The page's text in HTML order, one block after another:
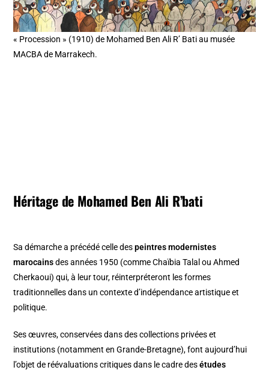
« Procession » (1910) de Mohamed Ben Ali R’ Bati au musée
MACBA de Marrakech.
Héritage de Mohamed Ben Ali R’bati
Sa démarche a précédé celle despeintres modernistes
marocainsdes années 1950 (comme Chaïbia Talal ou Ahmed
Cherkaoui) qui, à leur tour, réinterpréteront les formes
traditionnelles dans un contexte d’indépendance artistique et
politique.
Ses œuvres, conservées dans des collections privées et
institutions (notamment en Grande-Bretagne), font aujourd’hui
l’objet de réévaluations critiques dans le cadre desétudes